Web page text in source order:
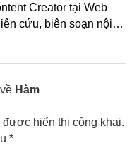
Creator tại Web
cứu, biên soạn nội
thức về website, SEO,
Hàm
hiển thị công khai.
*